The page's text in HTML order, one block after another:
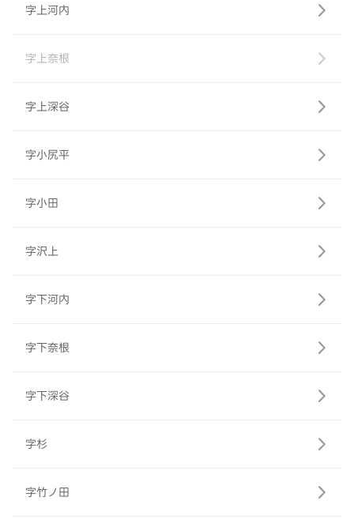
字上河内
字上奈根
字上深谷
字小尻平
字小田
字沢上
字下河内
字下奈根
字下深谷
字杉
字竹ノ田